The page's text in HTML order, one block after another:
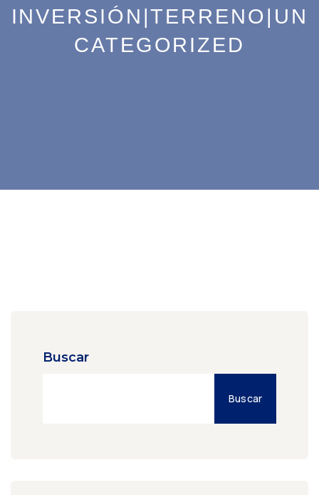
INVERSIÓN|TERRENO|UN
CATEGORIZED
Buscar
Buscar